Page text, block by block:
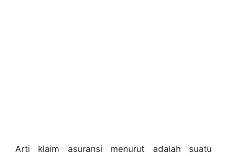
Arti klaim asuransi menurut adalah suatu